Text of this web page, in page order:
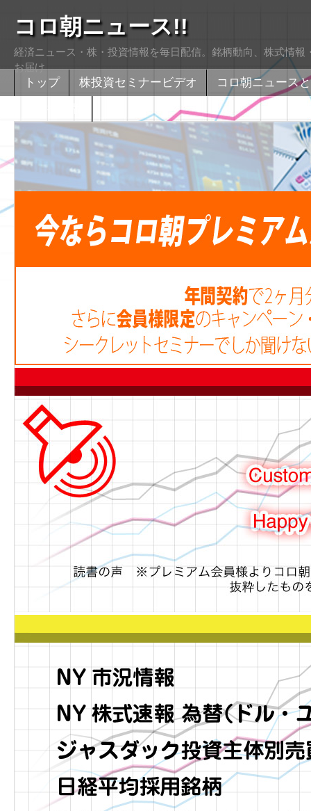
コロ朝ニュース!!
経済ニュース・株・投資情報を毎日配信。銘柄動向、株式情
お届け
トップ 株投資セミナービデオ
コロ朝ニュース